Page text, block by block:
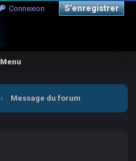
Connexion S’enregistrer
Menu
› Message du forum